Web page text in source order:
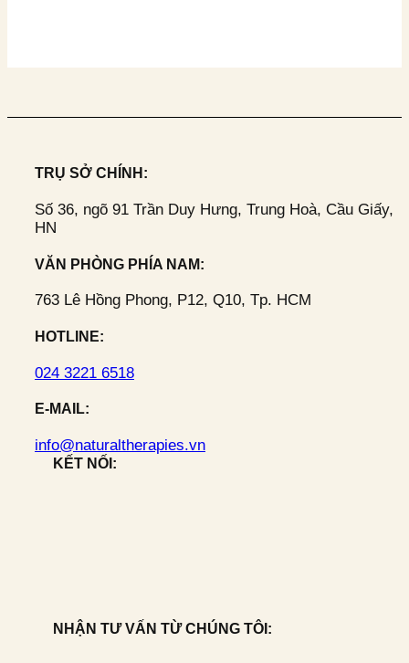
TRỤ SỞ CHÍNH:
Số 36, ngõ 91 Trần Duy Hưng, Trung Hoà, Cầu Giấy,
HN
VĂN PHÒNG PHÍA NAM:
763 Lê Hồng Phong, P12, Q10, Tp. HCM
HOTLINE:
024 3221 6518
E-MAIL:
info@naturaltherapies.vn
KẾT NỐI:
NHẬN TƯ VẤN TỪ CHÚNG TÔI: